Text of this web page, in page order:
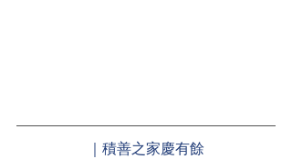
｜積善之家慶有餘